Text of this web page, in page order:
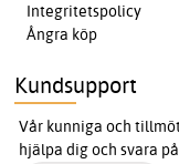
Integritetspolicy
Ångra köp
Kundsupport
Vår kunniga och
hjälpa dig och svara